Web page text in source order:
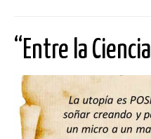
“Entre la Ciencia